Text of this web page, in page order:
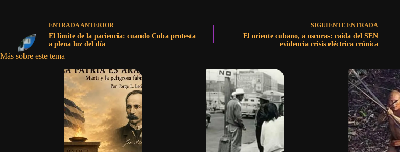
ENTRADAANTERIOR
El límite de la paciencia: cuando Cuba protesta
a plena luz del día
SIGUIENTE ENTRADA
El oriente cubano, a oscuras: caída del SEN
evidencia crisis eléctrica crónica
Más sobre este tema